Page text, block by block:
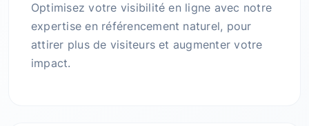
Optimisez votre visibilité en ligne avec notre
expertise en référencement naturel, pour
attirer plus de visiteurs et augmenter votre
impact.